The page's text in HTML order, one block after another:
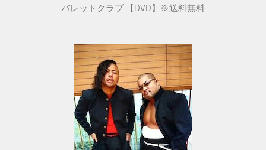
バレットクラブ 【DVD】※送料無料